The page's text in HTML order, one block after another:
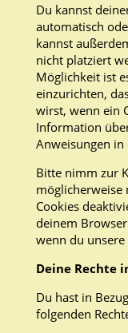
Du kannst
automatisch
kannst
nicht platziert
Möglichkeit ist
einzurichten,
wirst, wenn ein
Information
Anweisungen
Bitte nimm zur
Cookies
deinem
wenn du
Deine Rechte
Du hast in
folgenden